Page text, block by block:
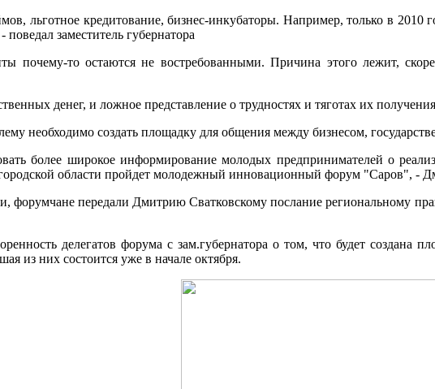
льготное кредитование, бизнес-инкубаторы. Например, только в 2010
заместитель губернатора
почему-то остаются не востребованными. Причина этого лежит,
денег, и ложное представление о трудностях и тяготах их
необходимо создать площадку для общения между бизнесом,
более широкое информирование молодых предпринимателей о
области пройдет молодежный инновационный форум "Саров", -
форумчане передали Дмитрию Сватковскому послание региональному
делегатов форума с зам.губернатора о том, что будет
из них состоится уже в начале октября.